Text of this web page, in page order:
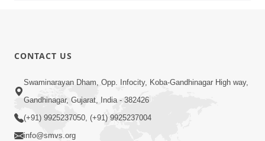
CONTACT US
Swaminarayan Dham, Opp. Infocity, Koba-Gandhinagar High way,
Gandhinagar, Gujarat, India - 382426
(+91) 9925237050, (+91) 9925237004
info@smvs.org